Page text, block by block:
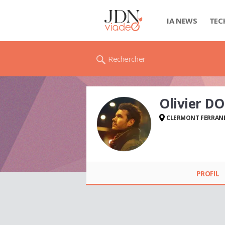
IA NEWS
Rechercher
Olivier
CLERMONT
PROFIL